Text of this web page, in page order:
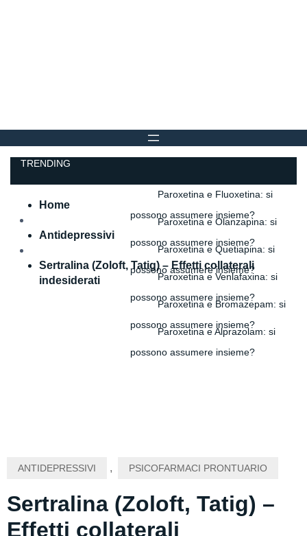
TRENDING
Paroxetina e Fluoxetina: si
possono assumere insieme?
Paroxetina e Olanzapina: si
possono assumere insieme?
Paroxetina e Quetiapina: si
possono assumere insieme?
Paroxetina e Venlafaxina: si
possono assumere insieme?
Paroxetina e Bromazepam: si
possono assumere insieme?
Paroxetina e Alprazolam: si
possono assumere insieme?
Home
Antidepressivi
Sertralina (Zoloft, Tatig) – Effetti collaterali
indesiderati
ANTIDEPRESSIVI , PSICOFARMACI PRONTUARIO
Sertralina (Zoloft, Tatig) –
Effetti collaterali